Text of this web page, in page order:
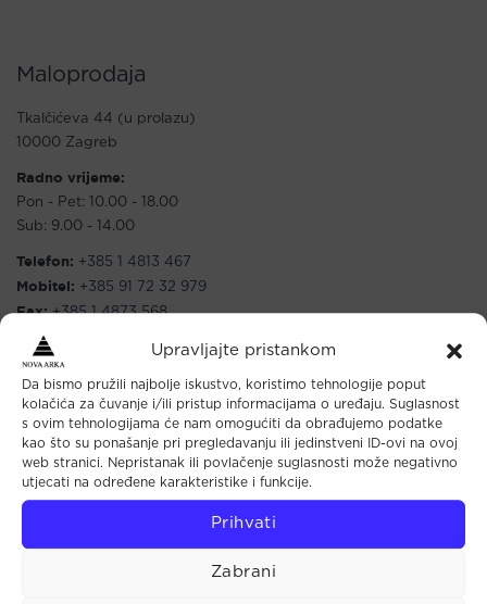
Upravljajte pristankom
Da bismo pružili najbolje iskustvo, koristimo tehnologije poput
kolačića za čuvanje i/ili pristup informacijama o uređaju. Suglasnost
s ovim tehnologijama će nam omogućiti da obrađujemo podatke
kao što su ponašanje pri pregledavanju ili jedinstveni ID-ovi na ovoj
web stranici. Nepristanak ili povlačenje suglasnosti može negativno
utjecati na određene karakteristike i funkcije.
Prihvati
Zabrani
Maloprodaja
Tkalčićeva 44 (u prolazu)
10000 Zagreb
Radno vrijeme:
Pon - Pet: 10.00 - 18.00
Sub: 9.00 - 14.00
Telefon: +385 1 4813 467
Mobitel: +385 91 72 32 979
Fax: +385 1 4873 568
E-mail: info@novaarka.hr
Nova Arka
Početna